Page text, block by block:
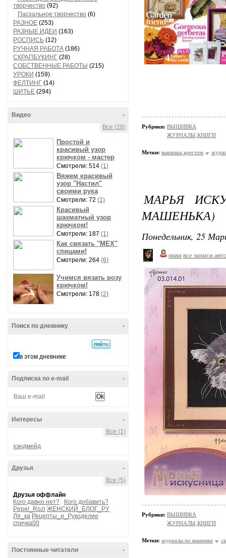
творчество (92)
Пасхальное творчество (6)
РАЗНОЕ (253)
РАЗНЫЕ ИДЕИ (163)
РОСПИСЬ (12)
РУЧНАЯ РАБОТА (186)
СКРАПБУКИНГ (28)
СОБСТВЕННЫЕ РАБОТЫ (215)
УРОКИ (159)
ФЕЛТИНГ (14)
ШИТЬЕ (294)
-
Видео
Все (28)
Простой и
красивый узор
крючком - мастер
Смотрели: 514 (1)
Вяжем красивый
узор "Настил"
своими рука
Смотрели: 72 (1)
Красивый
шахматный узор
крючком!
Смотрели: 187 (1)
Как связать "МЕХ"
спицами!
Смотрели: 264 (6)
Учимся вязать розу
крючком!
Смотрели: 178 (2)
-
Поиск по дневнику
в этом дневнике
-
Подписка по e-mail
-
Интересы
Все (1)
хэндмейд
-
Друзья
Все (5)
Друзья оффлайн
Кого давно нет?
Кого добавить?
Pepel_Rozi ЖЕНСКИЙ_БЛОГ_РУ
Ля_ка Рецепты_и_Рукоделие
спичка00
-
Постоянные читатели
Рубрики: ВЫШИВКА
ЖУРНАЛЫ,КНИГИ
Метки: вышивка крестом
МАРЬЯ
МАШЕНЬКА)
Понедельник, 25
икви все записи
Рубрики: ВЫШИВКА
ЖУРНАЛЫ,КНИГИ
Метки: журналы по вышивке